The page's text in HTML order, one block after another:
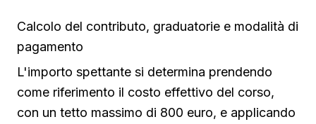
Calcolo del contributo, graduatorie e modalità di
pagamento
L'importo spettante si determina prendendo
come riferimento il costo effettivo del corso,
con un tetto massimo di 800 euro, e applicando